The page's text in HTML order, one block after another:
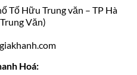
Tố Hữu Trung văn – TP Hà
Văn)
Hoá: